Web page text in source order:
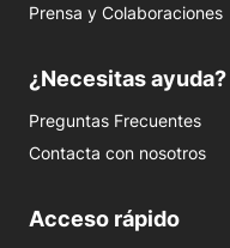
Prensa y Colaboraciones
¿Necesitas ayuda?
Preguntas Frecuentes
Contacta con nosotros
Acceso rápido